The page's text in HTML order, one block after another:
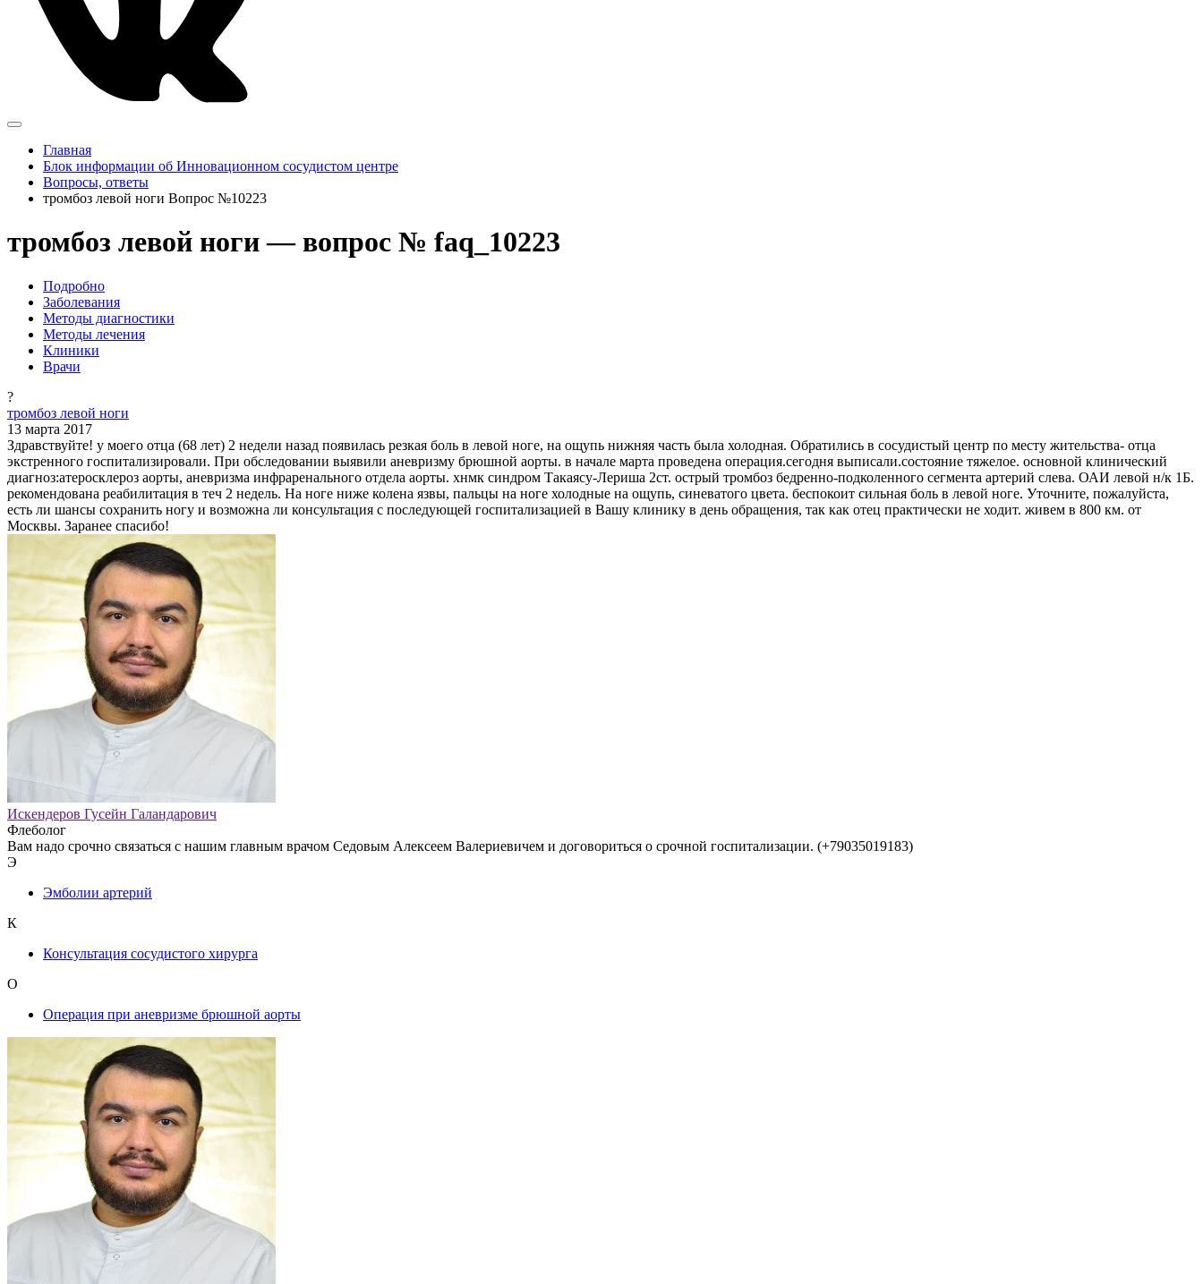
Главная
Блок информации об Инновационном сосудистом центре
Вопросы, ответы
тромбоз левой ноги Вопрос №10223
тромбоз левой ноги — вопрос № faq_10223
Подробно
Заболевания
Методы диагностики
Методы лечения
Клиники
Врачи
?
тромбоз левой ноги
13 марта 2017
Здравствуйте! у моего отца (68 лет) 2 недели назад появилась резкая боль в левой ноге, на ощупь нижняя часть была холодная. Обратились в сосудистый центр по месту жительства- отца
экстренного госпитализировали. При обследовании выявили аневризму брюшной аорты. в начале марта проведена операция.сегодня выписали.состояние тяжелое. основной клинический
диагноз:атеросклероз аорты, аневризма инфраренального отдела аорты. хнмк синдром Такаясу-Лериша 2ст. острый тромбоз бедренно-подколенного сегмента артерий слева. ОАИ левой н/к 1Б.
рекомендована реабилитация в теч 2 недель. На ноге ниже колена язвы, пальцы на ноге холодные на ощупь, синеватого цвета. беспокоит сильная боль в левой ноге. Уточните, пожалуйста,
есть ли шансы сохранить ногу и возможна ли консультация с последующей госпитализацией в Вашу клинику в день обращения, так как отец практически не ходит. живем в 800 км. от
Москвы. Заранее спасибо!
Искендеров Гусейн Галандарович
Флеболог
Вам надо срочно связаться с нашим главным врачом Седовым Алексеем Валериевичем и договориться о срочной госпитализации. (+79035019183)
Э
Эмболии артерий
К
Консультация сосудистого хирурга
О
Операция при аневризме брюшной аорты